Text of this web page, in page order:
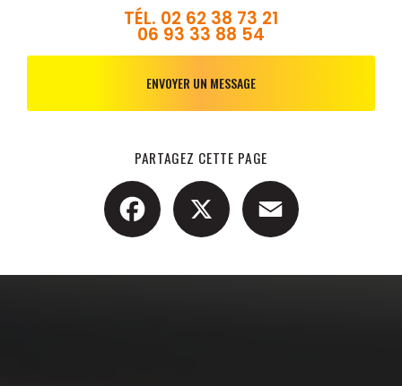
TÉL. 02 62 38 73 21
06 93 33 88 54
ENVOYER UN MESSAGE
PARTAGEZ CETTE PAGE
Facebook